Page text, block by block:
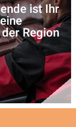
ist Ihr
Region